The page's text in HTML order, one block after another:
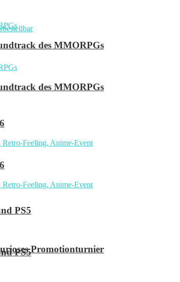
des MMORPGs
PS5
Promotionturnier
des MMORPGs
PS5